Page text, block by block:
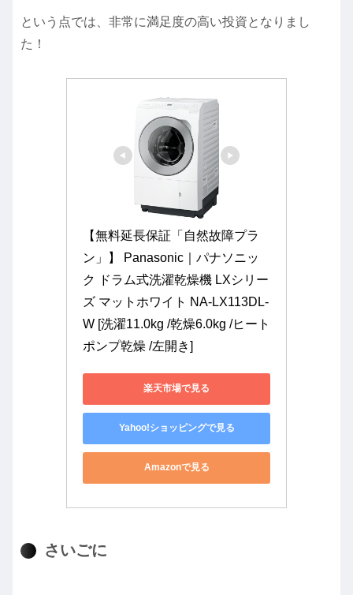
という点では、非常に満足度の高い投資となりまし
た！
【無料延長保証「自然故障プラ
ン」】 Panasonic｜パナソニッ
ク ドラム式洗濯乾燥機 LXシリー
ズ マットホワイト NA-LX113DL-
W [洗濯11.0kg /乾燥6.0kg /ヒート
ポンプ乾燥 /左開き]
楽天市場で見る
Yahoo!ショッピングで見る
Amazonで見る
さいごに